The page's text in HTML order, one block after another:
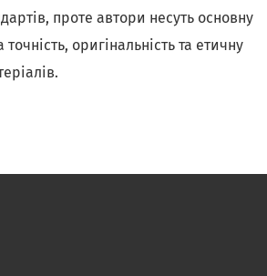
проте автори несуть основну
точність, оригінальність та етичну